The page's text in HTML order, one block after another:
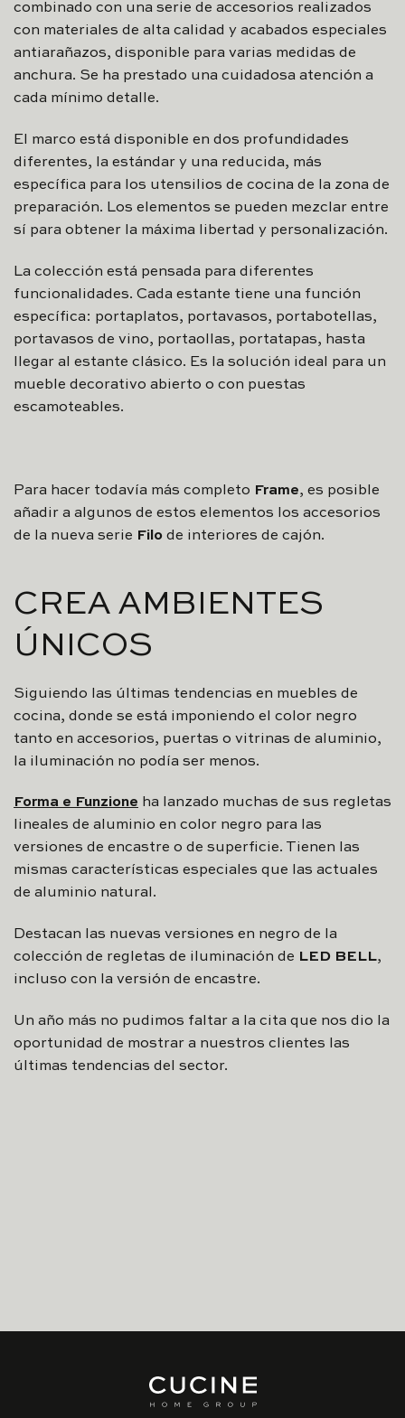
combinado con una serie de accesorios realizados
con materiales de alta calidad y acabados especiales
antiarañazos, disponible para varias medidas de
anchura. Se ha prestado una cuidadosa atención a
cada mínimo detalle.
El marco está disponible en dos profundidades
diferentes, la estándar y una reducida, más
específica para los utensilios de cocina de la zona de
preparación. Los elementos se pueden mezclar entre
sí para obtener la máxima libertad y personalización.
La colección está pensada para diferentes
funcionalidades. Cada estante tiene una función
específica: portaplatos, portavasos, portabotellas,
portavasos de vino, portaollas, portatapas, hasta
llegar al estante clásico. Es la solución ideal para un
mueble decorativo abierto o con puestas
escamoteables.
Para hacer todavía más completo Frame, es posible
añadir a algunos de estos elementos los accesorios
de la nueva serie Filo de interiores de cajón.
CREA AMBIENTES
ÚNICOS
Siguiendo las últimas tendencias en muebles de
cocina, donde se está imponiendo el color negro
tanto en accesorios, puertas o vitrinas de aluminio,
la iluminación no podía ser menos.
Forma e Funzione ha lanzado muchas de sus regletas
lineales de aluminio en color negro para las
versiones de encastre o de superficie. Tienen las
mismas características especiales que las actuales
de aluminio natural.
Destacan las nuevas versiones en negro de la
colección de regletas de iluminación de LED BELL,
incluso con la versión de encastre.
Un año más no pudimos faltar a la cita que nos dio la
oportunidad de mostrar a nuestros clientes las
últimas tendencias del sector.